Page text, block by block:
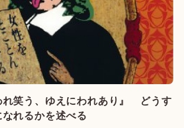
れ笑う、ゆえにわれあり』 どうす
れるかを述べる